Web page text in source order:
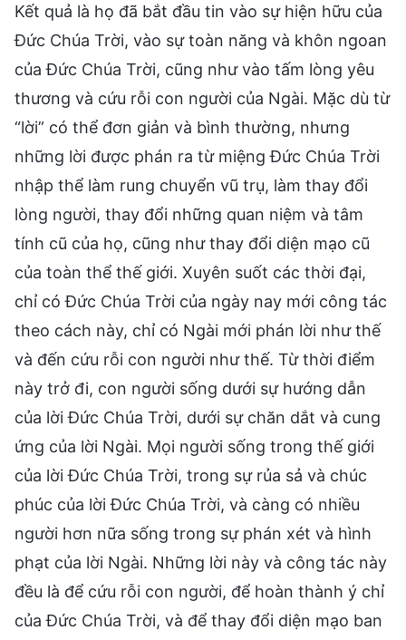
Kết quả là họ đã bắt đầu tin vào sự hiện hữu của
Đức Chúa Trời, vào sự toàn năng và khôn ngoan
của Đức Chúa Trời, cũng như vào tấm lòng yêu
thương và cứu rỗi con người của Ngài. Mặc dù từ
“lời” có thể đơn giản và bình thường, nhưng
những lời được phán ra từ miệng Đức Chúa Trời
nhập thể làm rung chuyển vũ trụ, làm thay đổi
lòng người, thay đổi những quan niệm và tâm
tính cũ của họ, cũng như thay đổi diện mạo cũ
của toàn thể thế giới. Xuyên suốt các thời đại,
chỉ có Đức Chúa Trời của ngày nay mới công tác
theo cách này, chỉ có Ngài mới phán lời như thế
và đến cứu rỗi con người như thế. Từ thời điểm
này trở đi, con người sống dưới sự hướng dẫn
của lời Đức Chúa Trời, dưới sự chăn dắt và cung
ứng của lời Ngài. Mọi người sống trong thế giới
của lời Đức Chúa Trời, trong sự rủa sả và chúc
phúc của lời Đức Chúa Trời, và càng có nhiều
người hơn nữa sống trong sự phán xét và hình
phạt của lời Ngài. Những lời này và công tác này
đều là để cứu rỗi con người, để hoàn thành ý chỉ
của Đức Chúa Trời, và để thay đổi diện mạo ban